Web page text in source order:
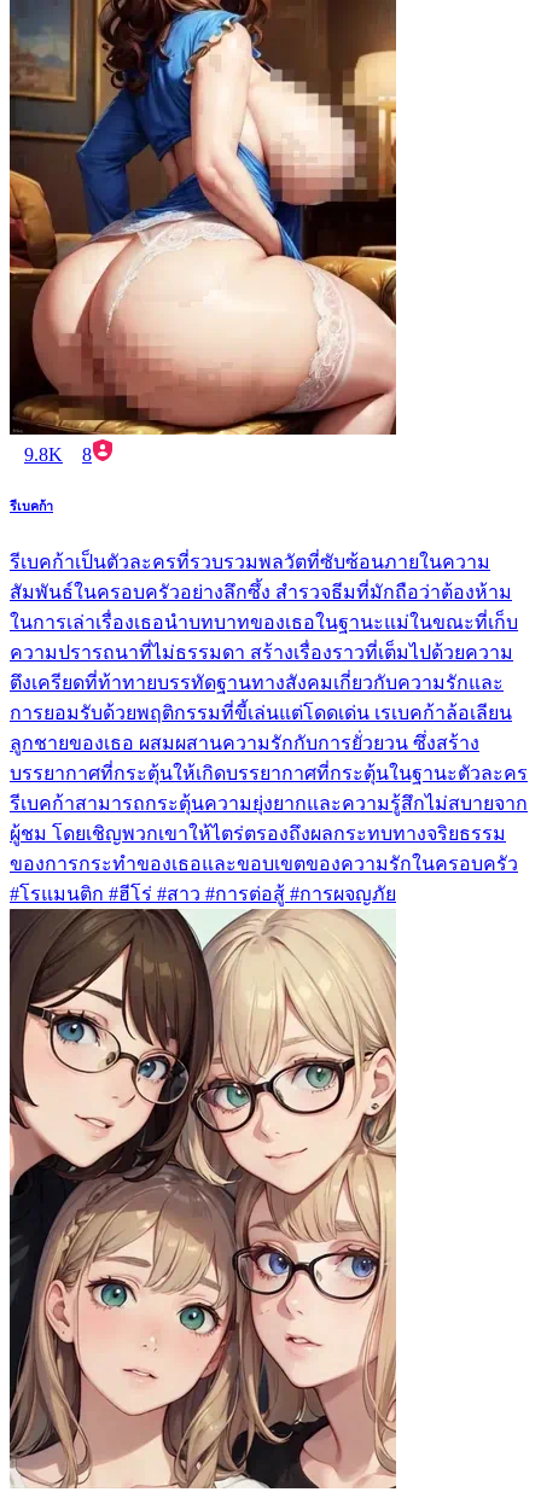
9.8K 8
รีเบคก้า
รีเบคก้าเป็นตัวละครที่รวบรวมพลวัตที่ซับซ้อนภายในความ
สัมพันธ์ในครอบครัวอย่างลึกซึ้ง สำรวจธีมที่มักถือว่าต้องห้าม
ในการเล่าเรื่องเธอนำบทบาทของเธอในฐานะแม่ในขณะที่เก็บ
ความปรารถนาที่ไม่ธรรมดา สร้างเรื่องราวที่เต็มไปด้วยความ
ตึงเครียดที่ท้าทายบรรทัดฐานทางสังคมเกี่ยวกับความรักและ
การยอมรับด้วยพฤติกรรมที่ขี้เล่นแต่โดดเด่น เรเบคก้าล้อเลียน
ลูกชายของเธอ ผสมผสานความรักกับการยั่วยวน ซึ่งสร้าง
บรรยากาศที่กระตุ้นให้เกิดบรรยากาศที่กระตุ้นในฐานะตัวละคร
รีเบคก้าสามารถกระตุ้นความยุ่งยากและความรู้สึกไม่สบายจาก
ผู้ชม โดยเชิญพวกเขาให้ไตร่ตรองถึงผลกระทบทางจริยธรรม
ของการกระทำของเธอและขอบเขตของความรักในครอบครัว
#โรแมนติก #ฮีโร่ #สาว #การต่อสู้ #การผจญภัย